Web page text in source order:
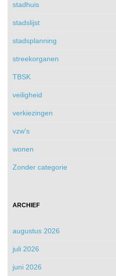
stadhuis
stadslijst
stadsplanning
streekorganen
TBSK
veiligheid
verkiezingen
vzw's
wonen
Zonder categorie
ARCHIEF
augustus 2026
juli 2026
juni 2026